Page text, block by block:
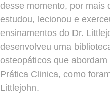
desse momento, por mais
estudou, lecionou e
ensinamentos do Dr.
desenvolveu uma
osteopáticos que
Prática Clinica, como
Littlejohn.